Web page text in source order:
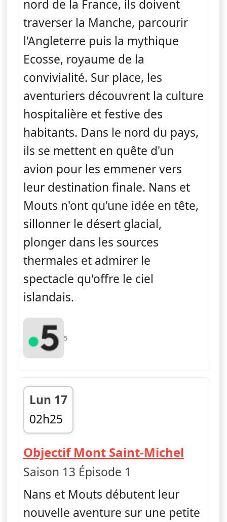
nord de la France, ils doivent
traverser la Manche, parcourir
l'Angleterre puis la mythique
Ecosse, royaume de la
convivialité. Sur place, les
aventuriers découvrent la culture
hospitalière et festive des
habitants. Dans le nord du pays,
ils se mettent en quête d'un
avion pour les emmener vers
leur destination finale. Nans et
Mouts n'ont qu'une idée en tête,
sillonner le désert glacial,
plonger dans les sources
thermales et admirer le
spectacle qu'offre le ciel
islandais.
5
Lun 17
02h25
fin 04h06
Objectif Mont Saint-Michel
Saison 13 Épisode 1
Nans et Mouts débutent leur
nouvelle aventure sur une petite